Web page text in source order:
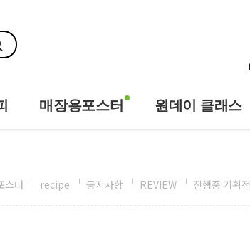
매장용포스터 원데이 클래스
스터 recipe 공지사항 REVIEW 진행중 기획전